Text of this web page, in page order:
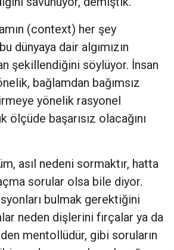
(context) her şey
dünyaya dair algımızın
şekillendiğini söylüyor. İnsan
bağlamdan bağımsız
yönelik rasyonel
ölçüde başarısız olacağını
asıl nedeni sormaktır, hatta
sorular olsa bile diyor.
bulmak gerektiğini
neden dişlerini fırçalar ya da
mentollüdür, gibi soruların